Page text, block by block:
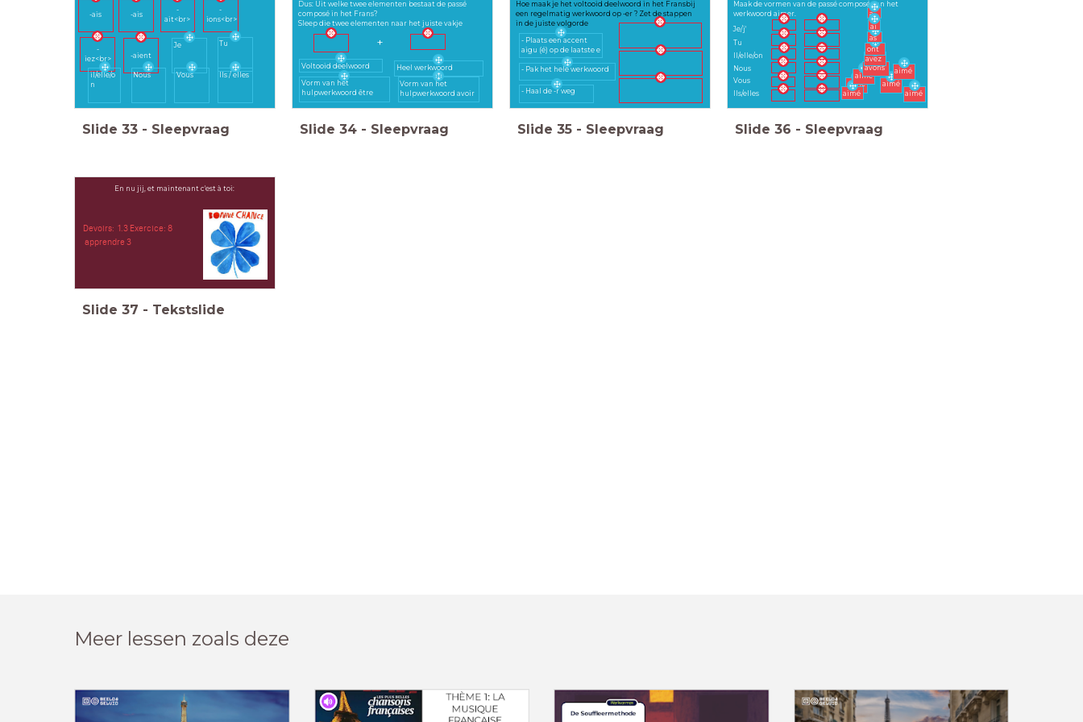
-ais -ais
-
ait<br>
-
ions<br>
-
iez<br>
-aient
Je Tu
il/elle/o
n
Nous Vous Ils / elles
Slide 33 - Sleepvraag
Dus: Uit welke twee elementen bestaat de passé
composé in het Frans?
Sleep die twee elementen naar het juiste vakje
+
Vorm van het
hulpwerkwoord être
Vorm van het
hulpwerkwoord avoir
Heel werkwoord
Voltooid deelwoord
Slide 34 - Sleepvraag
Hoe maak je het voltooid deelwoord in het Fransbij
een regelmatig werkwoord op -er ? Zet de stappen
in de juiste volgorde
- Haal de -r weg
- Pak het hele werkwoord
- Plaats een accent
aigu (é) op de laatste e
Slide 35 - Sleepvraag
Maak de vormen van de passé composé van het
werkwoord aimer.
Je/j'
Tu
Il/elle/on
Nous
Vous
Ils/elles
aimé
aimé
aimé
aimé
aimé
aimé
avons
avez
ont
as
a
ai
Slide 36 - Sleepvraag
En nu jij, et maintenant c'est à toi:
Devoirs: 1.3 Exercice: 8
apprendre 3
Slide 37 - Tekstslide
Meer lessen zoals deze